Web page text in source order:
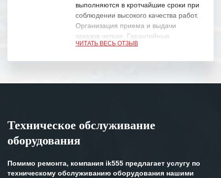
выполняются в кротчайшие сроки при
соблюдении высокого качества работ.
Организация приема и выдачи
заказов четкая. Гарантийные
обязательства выполняются в
Особенно хочется отметить высокую
клиентоориентированность
готовность помочь в самых сложных
ЧИТАТЬ ВЕСЬ ОТЗЫВ
Техническое обслуживание
оборудования
Помимо ремонта, компания ik555 предлагает услугу по
техническому обслуживанию оборудования нашими